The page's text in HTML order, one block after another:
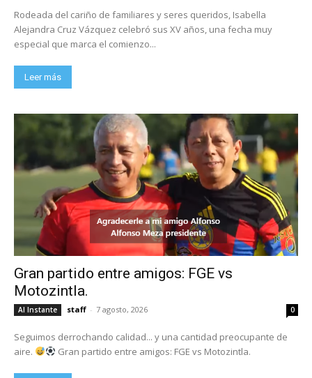
Rodeada del cariño de familiares y seres queridos, Isabella
Alejandra Cruz Vázquez celebró sus XV años, una fecha muy
especial que marca el comienzo...
Leer más
Gran partido entre amigos: FGE vs
Motozintla.
Al Instante staff - 7 agosto, 2026 0
Seguimos derrochando calidad... y una cantidad preocupante de
aire.
Gran partido entre amigos: FGE vs Motozintla.